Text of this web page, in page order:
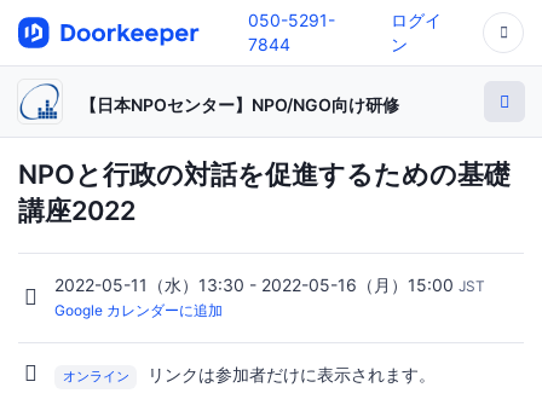
050-5291-
7844
ログイ
ン
【日本NPOセンター】NPO/NGO向け研修
NPOと行政の対話を促進するための基礎
講座2022
2022-05-11（水）13:30 - 2022-05-16（月）15:00 JST
Google カレンダーに追加
オンライン リンクは参加者だけに表示されます。